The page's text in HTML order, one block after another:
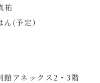
祐
(予定）
アネックス2・3階